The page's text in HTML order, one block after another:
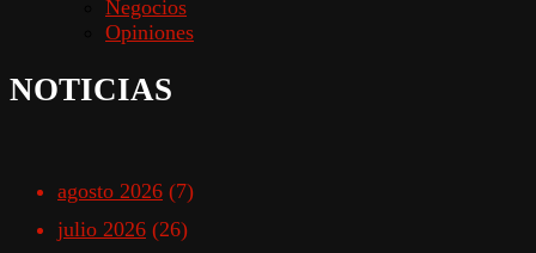
Negocios
Opiniones
NOTICIAS
agosto 2026 (7)
julio 2026 (26)